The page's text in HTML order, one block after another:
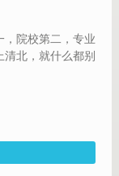
，院校第二，专业
北，就什么都别